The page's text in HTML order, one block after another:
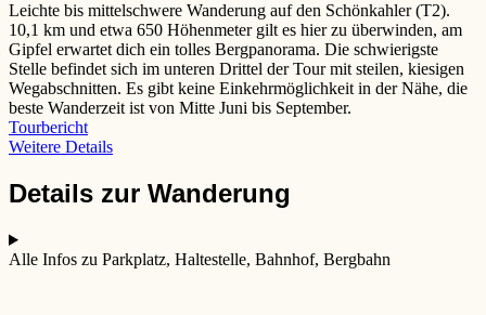
Leichte bis mittelschwere Wanderung auf den Schönkahler (T2).
10,1 km und etwa 650 Höhenmeter gilt es hier zu überwinden, am
Gipfel erwartet dich ein tolles Bergpanorama. Die schwierigste
Stelle befindet sich im unteren Drittel der Tour mit steilen, kiesigen
Wegabschnitten. Es gibt keine Einkehrmöglichkeit in der Nähe, die
beste Wanderzeit ist von Mitte Juni bis September.
Tourbericht
Weitere Details
Details zur Wanderung
Alle Infos zu Parkplatz, Haltestelle, Bahnhof, Bergbahn